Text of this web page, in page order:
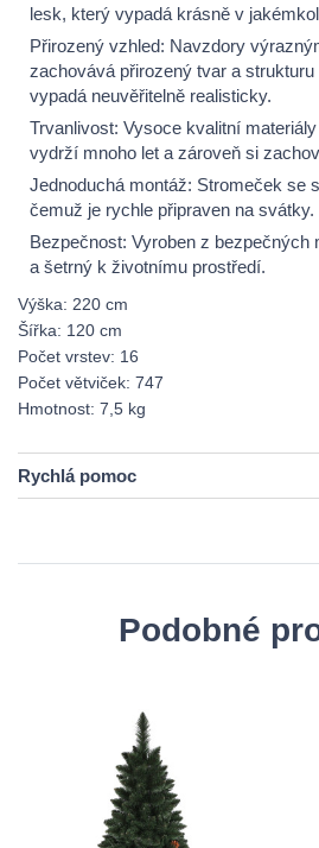
lesk, který vypadá krásně v
Přirozený vzhled: Navzdory
zachovává přirozený tvar a
vypadá neuvěřitelně realisticky.
Trvanlivost: Vysoce kvalitní
vydrží mnoho let a zároveň si
Jednoduchá montáž: Stromeček se
čemuž je rychle připraven na svátky.
Bezpečnost: Vyroben z bezpečných
a šetrný k životnímu prostředí.
Výška: 220 cm
Šířka: 120 cm
Počet vrstev: 16
Počet větviček: 747
Hmotnost: 7,5 kg
Rychlá pomoc
Podobné